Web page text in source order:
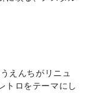
えんちがリニュ
トロをテーマにし